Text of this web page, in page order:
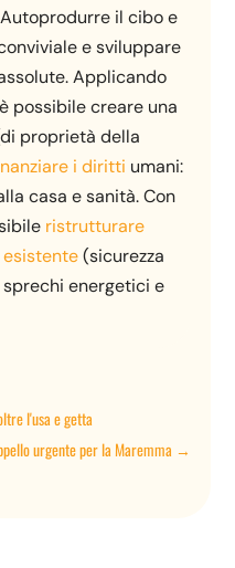
il cibo e
e sviluppare
Applicando
possibile creare una
proprietà della
i diritti umani:
casa e sanità. Con
ristrutturare
esistente(sicurezza
energetici e
l'usa e getta
urgente per la Maremma →